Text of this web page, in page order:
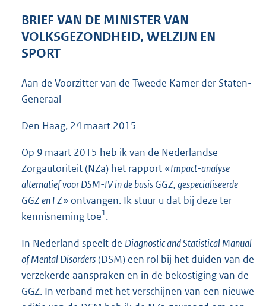
e
:
b
BRIEF VAN DE MINISTER VAN
VOLKSGEZONDHEID, WELZIJN EN
SPORT
Aan de Voorzitter van de Tweede Kamer der Staten-
Generaal
Den Haag, 24 maart 2015
Op 9 maart 2015 heb ik van de Nederlandse
Zorgautoriteit (NZa) het rapport «Impact-analyse
alternatief voor DSM-IV in de basis GGZ, gespecialiseerde
GGZ en FZ» ontvangen. Ik stuur u dat bij deze ter
kennisneming toe1.
In Nederland speelt de Diagnostic and Statistical Manual
of Mental Disorders(DSM) een rol bij het duiden van de
verzekerde aanspraken en in de bekostiging van de
GGZ. In verband met het verschijnen van een nieuwe